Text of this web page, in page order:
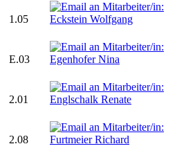
1.05
E.03
2.01
2.08